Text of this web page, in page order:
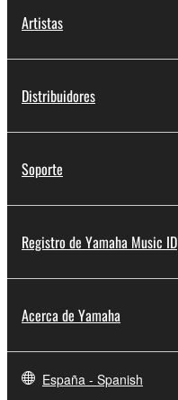
Artistas
Distribuidores
Soporte
Registro de Yamaha Music ID
Acerca de Yamaha
España - Spanish